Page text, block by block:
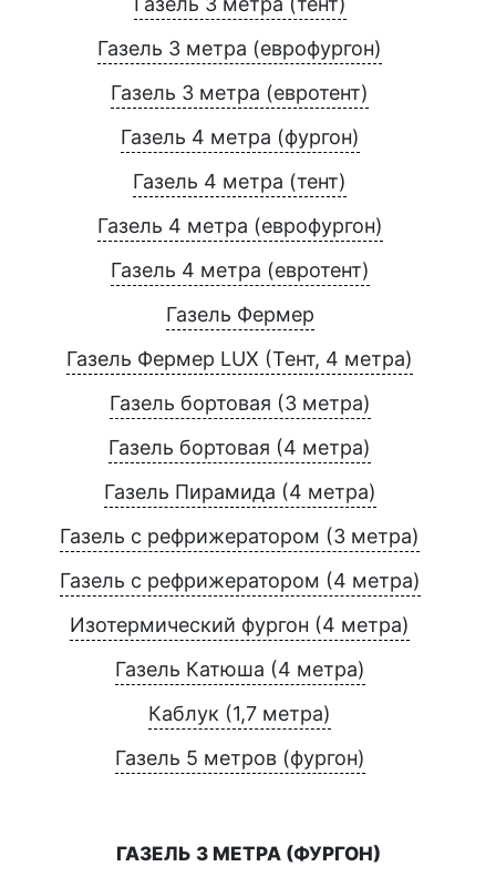
Газель 3 метра (еврофургон)
Газель 3 метра (евротент)
Газель 4 метра (фургон)
Газель 4 метра (тент)
Газель 4 метра (еврофургон)
Газель 4 метра (евротент)
Газель Фермер
Газель Фермер LUX (Тент, 4 метра)
Газель бортовая (3 метра)
Газель бортовая (4 метра)
Газель Пирамида (4 метра)
Газель с рефрижератором (3 метра)
Газель с рефрижератором (4 метра)
Изотермический фургон (4 метра)
Газель Катюша (4 метра)
Каблук (1,7 метра)
Газель 5 метров (фургон)
ГАЗЕЛЬ 3 МЕТРА (ФУРГОН)